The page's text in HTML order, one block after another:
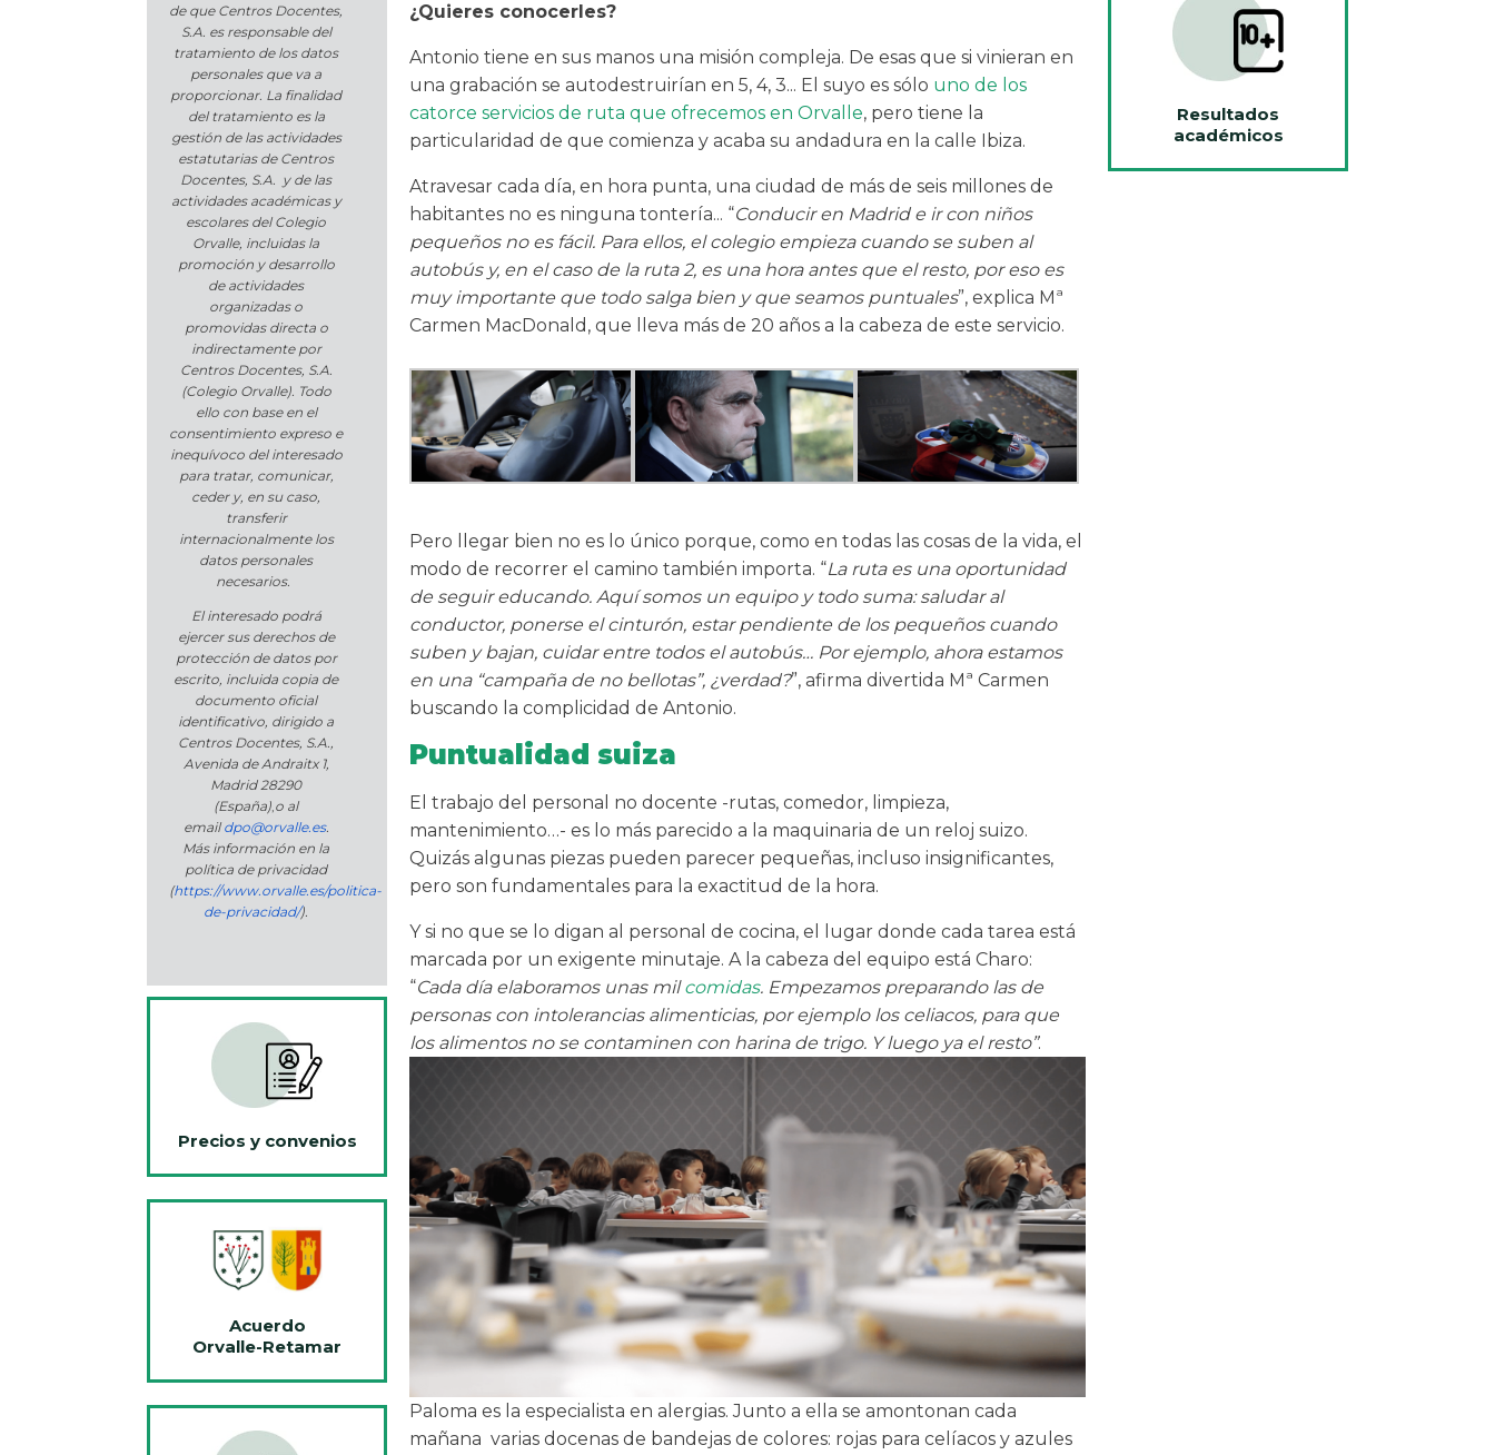
de que Centros Docentes,
S.A. es responsable del
tratamiento de los datos
personales que va a
proporcionar. La finalidad
del tratamiento es la
gestión de las actividades
estatutarias de Centros
Docentes, S.A. y de las
actividades académicas y
escolares del Colegio
Orvalle, incluidas la
promoción y desarrollo
de actividades
organizadas o
promovidas directa o
indirectamente por
Centros Docentes, S.A.
(Colegio Orvalle). Todo
ello con base en el
consentimiento expreso e
inequívoco del interesado
para tratar, comunicar,
ceder y, en su caso,
transferir
internacionalmente los
datos personales
necesarios.
El interesado podrá
ejercer sus derechos de
protección de datos por
escrito, incluida copia de
documento oficial
identificativo, dirigido a
Centros Docentes, S.A.,
Avenida de Andraitx 1,
Madrid 28290
(España),o al
emaildpo@orvalle.es.
Más información en la
política de privacidad
(https://www.orvalle.es/politica-
de-privacidad/).
Precios y convenios
Acuerdo
Orvalle-Retamar
¿Quieres conocerles?
Antonio tiene en sus manos una misión compleja. De esas que si vinieran en
una grabación se autodestruirían en 5, 4, 3... El suyo es sólo uno de los
catorce servicios de ruta que ofrecemos en Orvalle, pero tiene la
particularidad de que comienza y acaba su andadura en la calle Ibiza.
Atravesar cada día, en hora punta, una ciudad de más de seis millones de
habitantes no es ninguna tontería... “Conducir en Madrid e ir con niños
pequeños no es fácil. Para ellos, el colegio empieza cuando se suben al
autobús y, en el caso de la ruta 2, es una hora antes que el resto, por eso es
muy importante que todo salga bien y que seamos puntuales”, explica Mª
Carmen MacDonald, que lleva más de 20 años a la cabeza de este servicio.
Pero llegar bien no es lo único porque, como en todas las cosas de la vida, el
modo de recorrer el camino también importa. “La ruta es una oportunidad
de seguir educando. Aquí somos un equipo y todo suma: saludar al
conductor, ponerse el cinturón, estar pendiente de los pequeños cuando
suben y bajan, cuidar entre todos el autobús… Por ejemplo, ahora estamos
en una “campaña de no bellotas”, ¿verdad?”, afirma divertida Mª Carmen
buscando la complicidad de Antonio.
Puntualidad suiza
El trabajo del personal no docente -rutas, comedor, limpieza,
mantenimiento…- es lo más parecido a la maquinaria de un reloj suizo.
Quizás algunas piezas pueden parecer pequeñas, incluso insignificantes,
pero son fundamentales para la exactitud de la hora.
Y si no que se lo digan al personal de cocina, el lugar donde cada tarea está
marcada por un exigente minutaje. A la cabeza del equipo está Charo:
“Cada día elaboramos unas milcomidas. Empezamos preparando las de
personas con intolerancias alimenticias, por ejemplo los celiacos, para que
los alimentos no se contaminen con harina de trigo. Y luego ya el resto”.
Paloma es la especialista en alergias. Junto a ella se amontonan cada
mañana varias docenas de bandejas de colores: rojas para celíacos y azules
Resultados
académicos